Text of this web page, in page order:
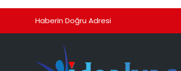
Haberin Doğru Adresi